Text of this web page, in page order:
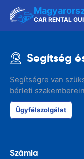
CAR RENTAL
Segítség
Segítségre van
bérleti
Ügyfélszolgálat
Számla